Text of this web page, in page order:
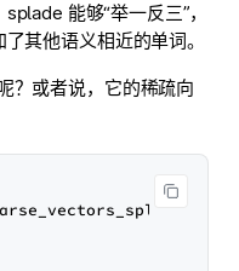
能够“举一反三”，
其他语义相近的单词。
？或者说，它的稀疏向